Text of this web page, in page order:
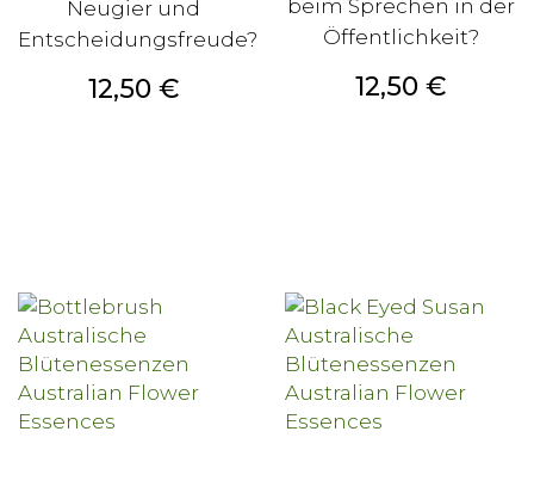
Neugier und
Entscheidungsfreude?
Preis
12,50 €
beim Sprechen in der
Öffentlichkeit?
Preis
12,50 €